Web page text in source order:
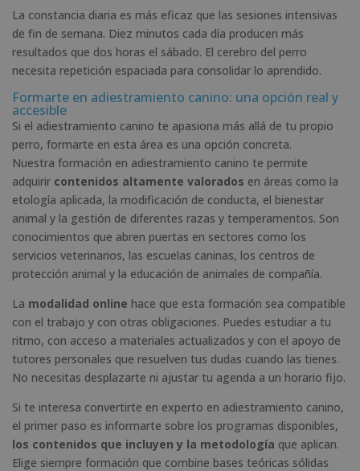
La constancia diaria es más eficaz que las sesiones intensivas
de fin de semana. Diez minutos cada día producen más
resultados que dos horas el sábado. El cerebro del perro
necesita repetición espaciada para consolidar lo aprendido.
Formarte en adiestramiento canino: una opción real y
accesible
Si el adiestramiento canino te apasiona más allá de tu propio
perro, formarte en esta área es una opción concreta.
Nuestra formación en adiestramiento canino te permite
adquirir contenidos altamente valorados en áreas como la
etología aplicada, la modificación de conducta, el bienestar
animal y la gestión de diferentes razas y temperamentos. Son
conocimientos que abren puertas en sectores como los
servicios veterinarios, las escuelas caninas, los centros de
protección animal y la educación de animales de compañía.
La modalidad online hace que esta formación sea compatible
con el trabajo y con otras obligaciones. Puedes estudiar a tu
ritmo, con acceso a materiales actualizados y con el apoyo de
tutores personales que resuelven tus dudas cuando las tienes.
No necesitas desplazarte ni ajustar tu agenda a un horario fijo.
Si te interesa convertirte en experto en adiestramiento canino,
el primer paso es informarte sobre los programas disponibles,
los contenidos que incluyen y la metodología que aplican.
Elige siempre formación que combine bases teóricas sólidas